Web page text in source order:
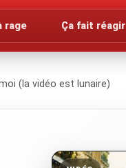
rage Ça fait réagir
(la vidéo est lunaire)